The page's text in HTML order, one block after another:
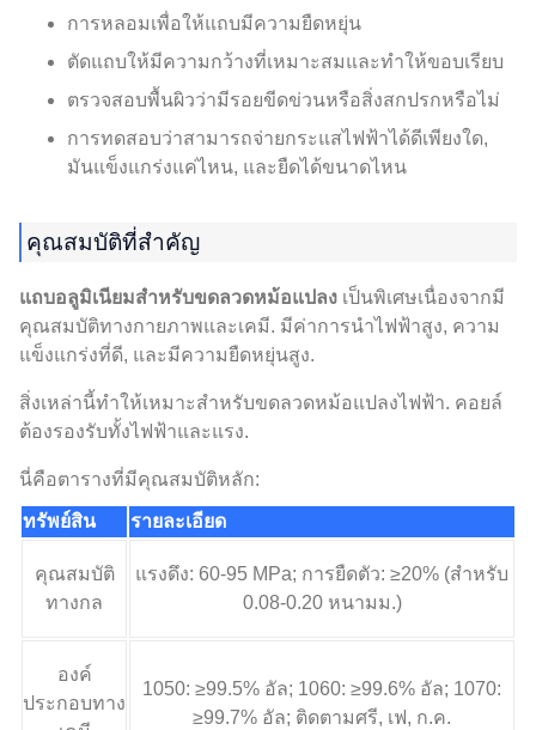
การหลอมเพื่อให้แถบมีความยืดหยุ่น
ตัดแถบให้มีความกว้างที่เหมาะสมและทำให้ขอบเรียบ
ตรวจสอบพื้นผิวว่ามีรอยขีดข่วนหรือสิ่งสกปรกหรือไม่
การทดสอบว่าสามารถจ่ายกระแสไฟฟ้าได้ดีเพียงใด,
มันแข็งแกร่งแค่ไหน, และยืดได้ขนาดไหน
คุณสมบัติที่สำคัญ
แถบอลูมิเนียมสําหรับขดลวดหม้อแปลง เป็นพิเศษเนื่องจากมี
คุณสมบัติทางกายภาพและเคมี. มีค่าการนำไฟฟ้าสูง, ความ
แข็งแกร่งที่ดี, และมีความยืดหยุ่นสูง.
สิ่งเหล่านี้ทำให้เหมาะสำหรับขดลวดหม้อแปลงไฟฟ้า. คอยล์
ต้องรองรับทั้งไฟฟ้าและแรง.
นี่คือตารางที่มีคุณสมบัติหลัก:
ทรัพย์สิน รายละเอียด
คุณสมบัติ
ทางกล
แรงดึง: 60-95 MPa; การยืดตัว: ≥20% (สำหรับ
0.08-0.20 หนามม.)
องค์
ประกอบทาง
1050: ≥99.5% อัล; 1060: ≥99.6% อัล; 1070:
≥99.7% อัล; ติดตามศรี, เฟ, ก.ค.